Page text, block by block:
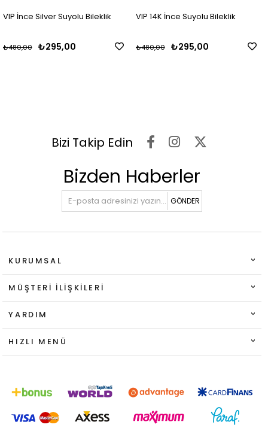
VIP İnce Silver Suyolu Bileklik
₺295,00
₺480,00
VIP 14K İnce Suyolu Bileklik
₺295,00
₺480,00
Bizi Takip Edin
Bizden Haberler
GÖNDER
KURUMSAL
MÜŞTERI İLIŞKILERI
YARDIM
HIZLI MENÜ